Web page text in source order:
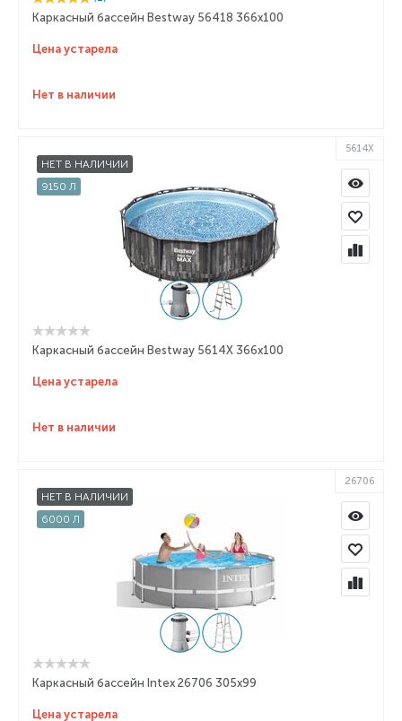
Каркасный бассейн Bestway 56418 366x100
Цена устарела
Нет в наличии
НЕТ В НАЛИЧИИ
9150 Л
5614X
Каркасный бассейн Bestway 5614X 366x100
Цена устарела
Нет в наличии
НЕТ В НАЛИЧИИ
6000 Л
26706
Каркасный бассейн Intex 26706 305x99
Цена устарела